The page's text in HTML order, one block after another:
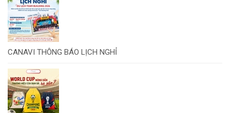
CANAVI THÔNG BÁO LỊCH NGHỈ